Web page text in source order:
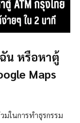
น หรือหาตู้
Maps
มในการทำธุรกรรม